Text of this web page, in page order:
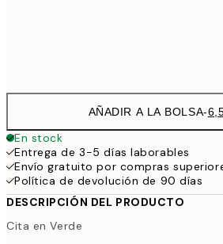
AÑADIR A LA BOLSA-
En stock
Entrega de 3-5 días laborables
Envío gratuito por compras
Política de devolución de 90 días
DESCRIPCIÓN DEL PRODUCTO
Cita en Verde